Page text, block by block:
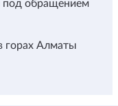
под обращением
горах Алматы